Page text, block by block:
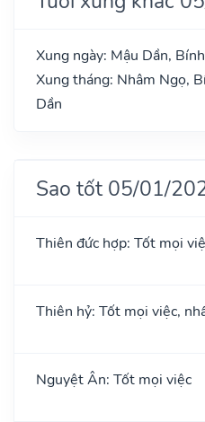
Xung ngày: Mậu Dần,
Xung tháng: Nhâm Ngọ,
Dần
Sao tốt 05/01/
Thiên đức hợp: Tốt mọi
Thiên hỷ: Tốt mọi việc,
Nguyệt Ân: Tốt mọi việc